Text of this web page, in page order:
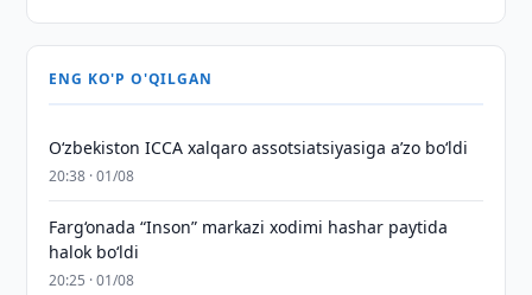
ENG KO'P O'QILGAN
O‘zbekiston ICCA xalqaro assotsiatsiyasiga aʼzo bo‘ldi
20:38 · 01/08
Farg‘onada “Inson” markazi xodimi hashar paytida
halok bo‘ldi
20:25 · 01/08